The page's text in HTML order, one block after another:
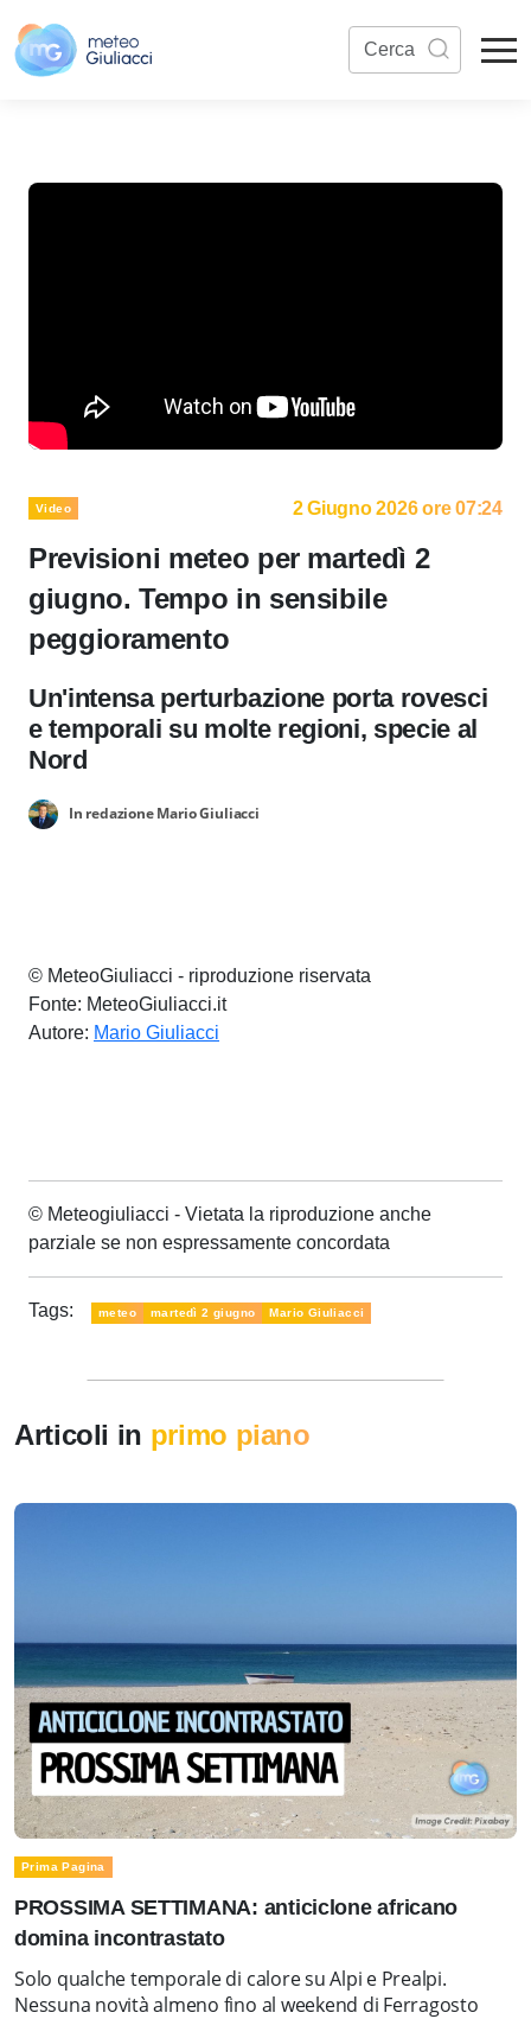
Video 2 Giugno 2026 ore 07:24
Previsioni meteo per martedì 2
giugno. Tempo in sensibile
peggioramento
Un'intensa perturbazione porta rovesci
e temporali su molte regioni, specie al
Nord
In redazione Mario Giuliacci
© MeteoGiuliacci - riproduzione riservata
Fonte: MeteoGiuliacci.it
Autore: Mario Giuliacci
© Meteogiuliacci - Vietata la riproduzione anche
parziale se non espressamente concordata
Tags: meteo martedì 2 giugno Mario Giuliacci
Articoli in primo piano
Prima Pagina
PROSSIMA SETTIMANA: anticiclone africano
domina incontrastato
Solo qualche temporale di calore su Alpi e Prealpi.
Nessuna novità almeno fino al weekend di Ferragosto